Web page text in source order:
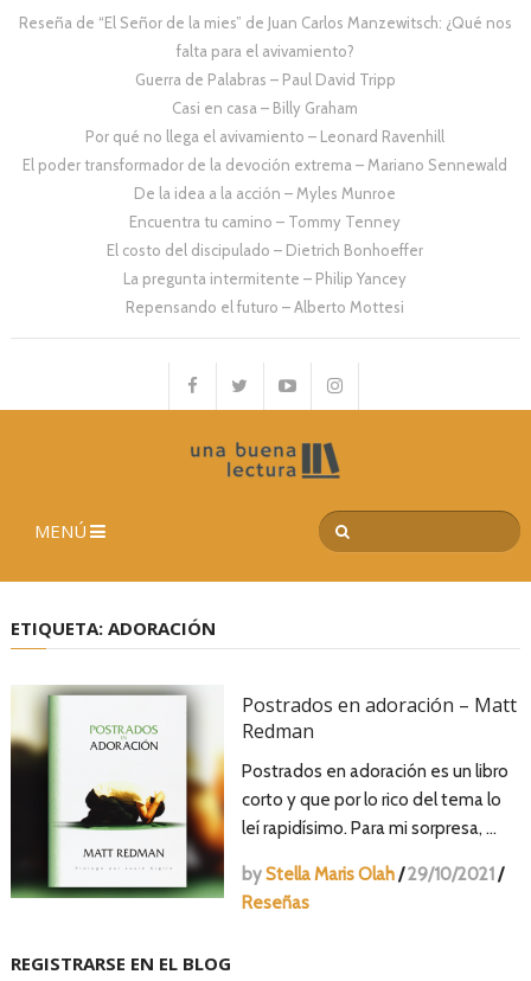
Reseña de “El Señor de la mies” de Juan Carlos Manzewitsch: ¿Qué nos
falta para el avivamiento?
Guerra de Palabras – Paul David Tripp
Casi en casa – Billy Graham
Por qué no llega el avivamiento – Leonard Ravenhill
El poder transformador de la devoción extrema – Mariano Sennewald
De la idea a la acción – Myles Munroe
Encuentra tu camino – Tommy Tenney
El costo del discipulado – Dietrich Bonhoeffer
La pregunta intermitente – Philip Yancey
Repensando el futuro – Alberto Mottesi
MENÚ
ETIQUETA: ADORACIÓN
Postrados en adoración – Matt
Redman
Postrados en adoración es un libro
corto y que por lo rico del tema lo
leí rapidísimo. Para mi sorpresa, …
byStella Maris Olah/29/10/2021/
Reseñas
REGISTRARSE EN EL BLOG